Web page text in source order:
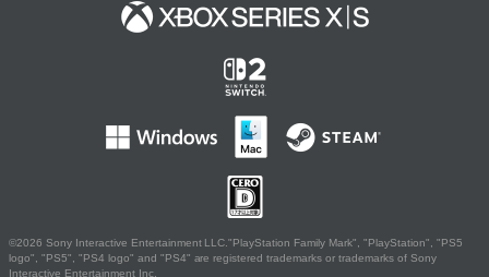
©2026 Sony Interactive Entertainment LLC."PlayStation Family Mark", "PlayStation", "PS5
logo", "PS5", "PS4 logo" and "PS4" are registered trademarks or trademarks of Sony
Interactive Entertainment Inc.